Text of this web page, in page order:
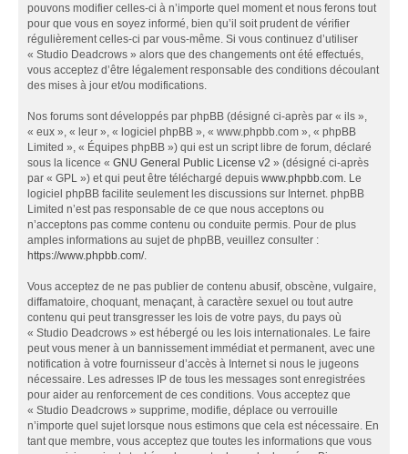
pouvons modifier celles-ci à n’importe quel moment et nous ferons tout
pour que vous en soyez informé, bien qu’il soit prudent de vérifier
régulièrement celles-ci par vous-même. Si vous continuez d’utiliser
« Studio Deadcrows » alors que des changements ont été effectués,
vous acceptez d’être légalement responsable des conditions découlant
des mises à jour et/ou modifications.
Nos forums sont développés par phpBB (désigné ci-après par « ils »,
« eux », « leur », « logiciel phpBB », « www.phpbb.com », « phpBB
Limited », « Équipes phpBB ») qui est un script libre de forum, déclaré
sous la licence « GNU General Public License v2 » (désigné ci-après
par « GPL ») et qui peut être téléchargé depuis www.phpbb.com. Le
logiciel phpBB facilite seulement les discussions sur Internet. phpBB
Limited n’est pas responsable de ce que nous acceptons ou
n’acceptons pas comme contenu ou conduite permis. Pour de plus
amples informations au sujet de phpBB, veuillez consulter :
https://www.phpbb.com/.
Vous acceptez de ne pas publier de contenu abusif, obscène, vulgaire,
diffamatoire, choquant, menaçant, à caractère sexuel ou tout autre
contenu qui peut transgresser les lois de votre pays, du pays où
« Studio Deadcrows » est hébergé ou les lois internationales. Le faire
peut vous mener à un bannissement immédiat et permanent, avec une
notification à votre fournisseur d’accès à Internet si nous le jugeons
nécessaire. Les adresses IP de tous les messages sont enregistrées
pour aider au renforcement de ces conditions. Vous acceptez que
« Studio Deadcrows » supprime, modifie, déplace ou verrouille
n’importe quel sujet lorsque nous estimons que cela est nécessaire. En
tant que membre, vous acceptez que toutes les informations que vous